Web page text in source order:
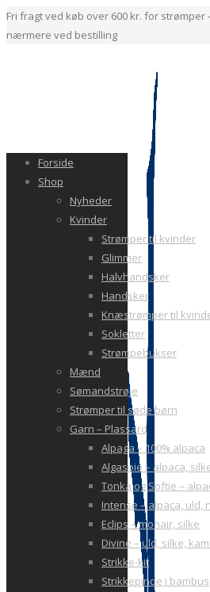
Fri fragt ved køb over 600 kr. for
nærmere ved bestilling
Forside
Shop
Nyheder
Kvinder
Strømper til kvinder
Glimmer
Halvhandsker
Handsker
Knæstrømper til
Sokletter
Strømpebukser
Mænd
Sømandstrøje
Strømper til søde børn
Garn – Plassard
Alpaga – 100% alpaca
Algasoie – alpaca,
Tonka og Softie –
Intense – alpaca, uld,
Eclips – mohair, silke
Divine – uld, silke,
Strikke-kit
Strikkepinde i bambus